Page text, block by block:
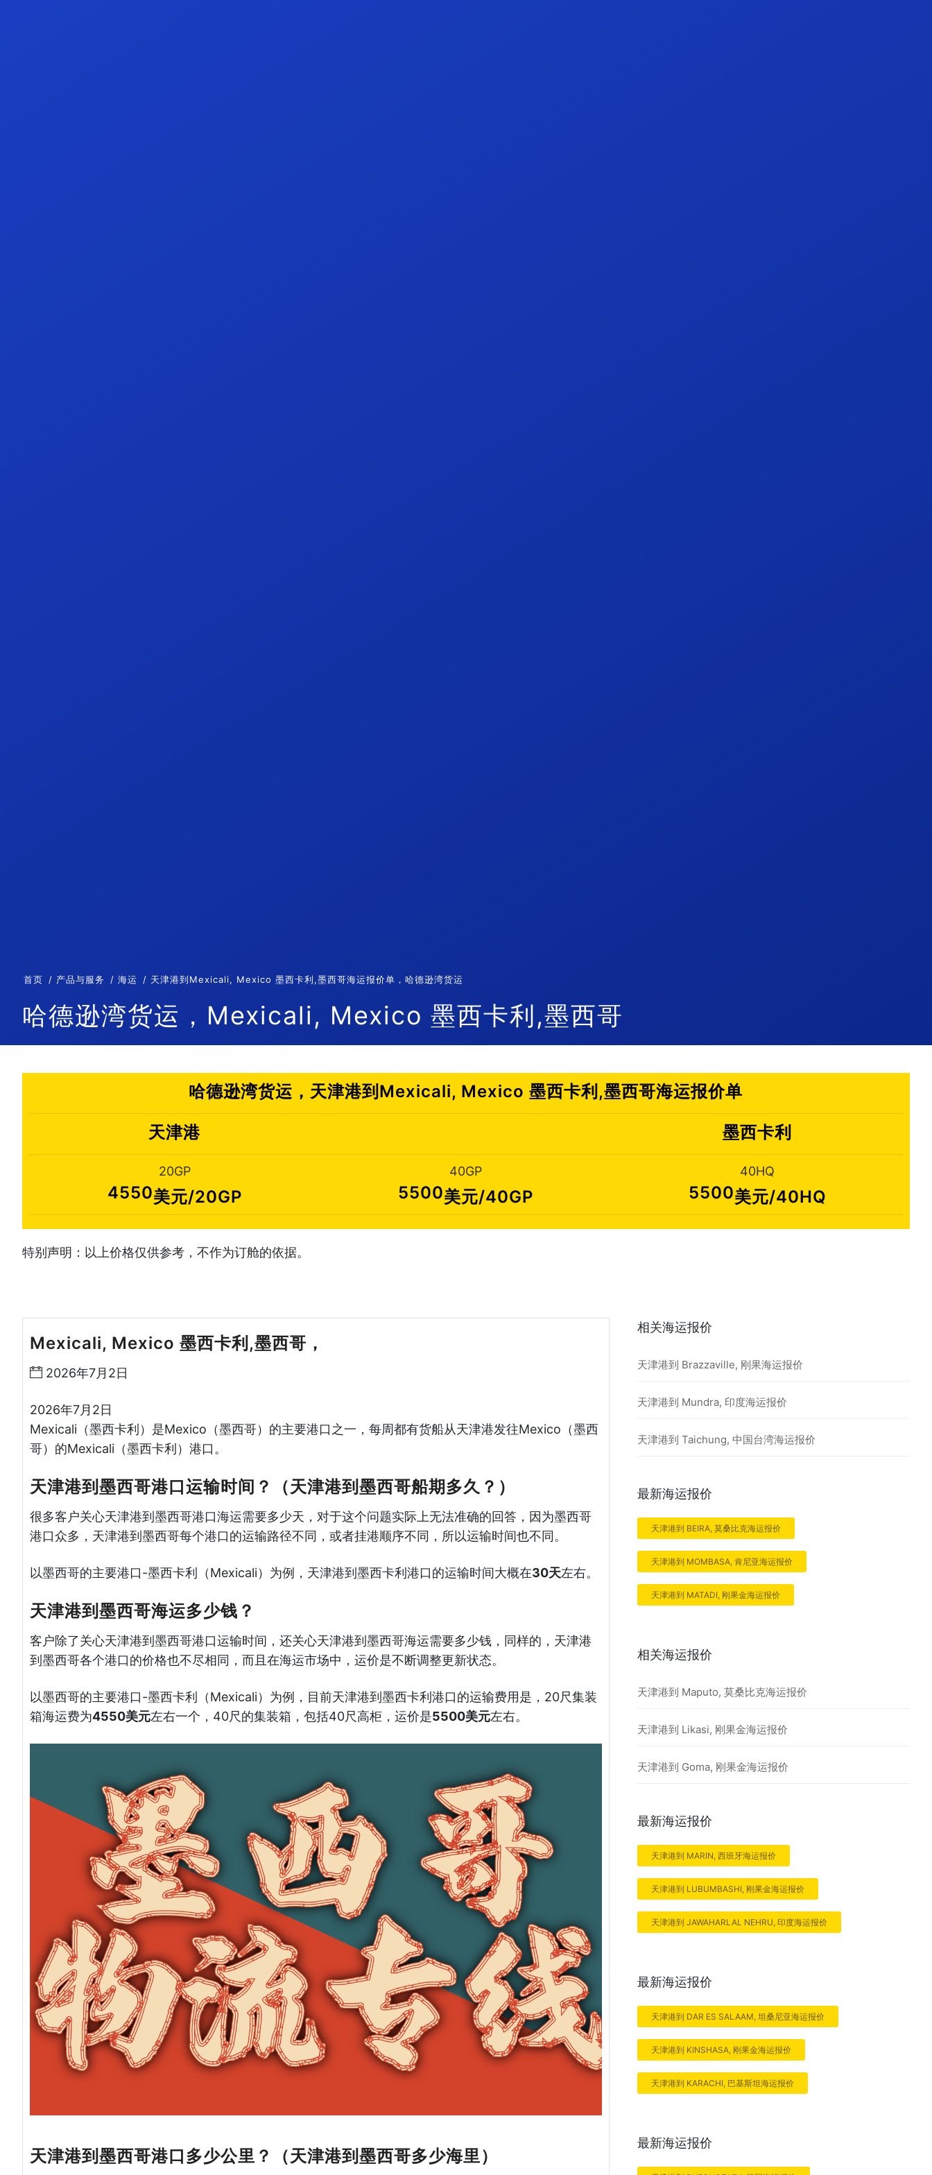
首页 产品与服务 海运 天津港到Mexicali, Mexico 墨西卡利,墨西哥海运报价单，哈德逊湾货运
哈德逊湾货运，Mexicali, Mexico 墨西卡利,墨西哥
哈德逊湾货运，天津港到Mexicali, Mexico 墨西卡利,墨西哥海运报价单
天津港 墨西卡利
20GP
4550美元/20GP
40GP
5500美元/40GP
40HQ
5500美元/40HQ
特别声明：以上价格仅供参考，不作为订舱的依据。
Mexicali, Mexico 墨西卡利,墨西哥，
2026年7月2日
2026年7月2日
Mexicali（墨西卡利）是Mexico（墨西哥）的主要港口之一，每周都有货船从天津港发往Mexico（墨西
哥）的Mexicali（墨西卡利）港口。
天津港到墨西哥港口运输时间？（天津港到墨西哥船期多久？）
很多客户关心天津港到墨西哥港口海运需要多少天，对于这个问题实际上无法准确的回答，因为墨西哥
港口众多，天津港到墨西哥每个港口的运输路径不同，或者挂港顺序不同，所以运输时间也不同。
以墨西哥的主要港口-墨西卡利（Mexicali）为例，天津港到墨西卡利港口的运输时间大概在30天左右。
天津港到墨西哥海运多少钱？
客户除了关心天津港到墨西哥港口运输时间，还关心天津港到墨西哥海运需要多少钱，同样的，天津港
到墨西哥各个港口的价格也不尽相同，而且在海运市场中，运价是不断调整更新状态。
以墨西哥的主要港口-墨西卡利（Mexicali）为例，目前天津港到墨西卡利港口的运输费用是，20尺集装
箱海运费为4550美元左右一个，40尺的集装箱，包括40尺高柜，运价是5500美元左右。
天津港到墨西哥港口多少公里？（天津港到墨西哥多少海里）
相关海运报价
天津港到 Brazzaville, 刚果海运报价
天津港到 Mundra, 印度海运报价
天津港到 Taichung, 中国台湾海运报价
最新海运报价
天津港到 BEIRA, 莫桑比克海运报价
天津港到 MOMBASA, 肯尼亚海运报价
天津港到 MATADI, 刚果金海运报价
相关海运报价
天津港到 Maputo, 莫桑比克海运报价
天津港到 Likasi, 刚果金海运报价
天津港到 Goma, 刚果金海运报价
最新海运报价
天津港到 MARIN, 西班牙海运报价
天津港到 LUBUMBASHI, 刚果金海运报价
天津港到 JAWAHARLAL NEHRU, 印度海运报价
最新海运报价
天津港到 DAR ES SALAAM, 坦桑尼亚海运报价
天津港到 KINSHASA, 刚果金海运报价
天津港到 KARACHI, 巴基斯坦海运报价
最新海运报价